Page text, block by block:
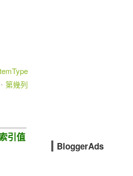
第幾列
引值
BloggerAds